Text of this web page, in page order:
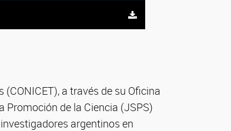
a través de su Oficina
Promoción de la Ciencia (JSPS)
argentinos en